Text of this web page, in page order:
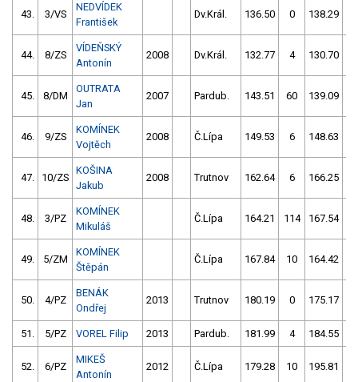
43. 3/VS
NEDVÍDEK
František
Dv.Král. 136.50 0 138.29
44. 8/ZS
VÍDEŇSKÝ
Antonín
2008 Dv.Král. 132.77 4 130.70
45. 8/DM
OUTRATA
Jan
2007 Pardub. 143.51 60 139.09
46. 9/ZS
KOMÍNEK
Vojtěch
2008 Č.Lípa 149.53 6 148.63
47. 10/ZS
KOŠINA
Jakub
2008 Trutnov 162.64 6 166.25
48. 3/PZ
KOMÍNEK
Mikuláš
Č.Lípa 164.21 114 167.54
49. 5/ZM
KOMÍNEK
Štěpán
Č.Lípa 167.84 10 164.42
50. 4/PZ
BENÁK
Ondřej
2013 Trutnov 180.19 0 175.17
51. 5/PZ VOREL Filip 2013 Pardub. 181.99 4 184.55
52. 6/PZ
MIKEŠ
Antonín
2012 Č.Lípa 179.28 10 195.81